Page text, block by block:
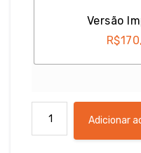
Versão
R$
RS
Adicionar